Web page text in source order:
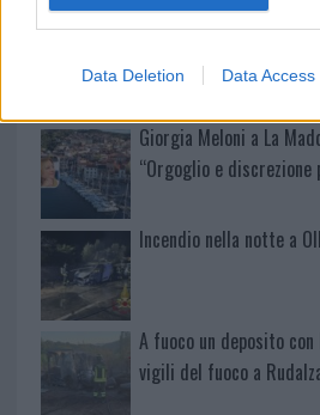
Data Deletion Data Access
Jovanotti, Gabry Ponte
mondo per una notte
Giorgia Meloni a La
“Orgoglio e
Incendio nella notte a
A fuoco un deposito
vigili del fuoco a